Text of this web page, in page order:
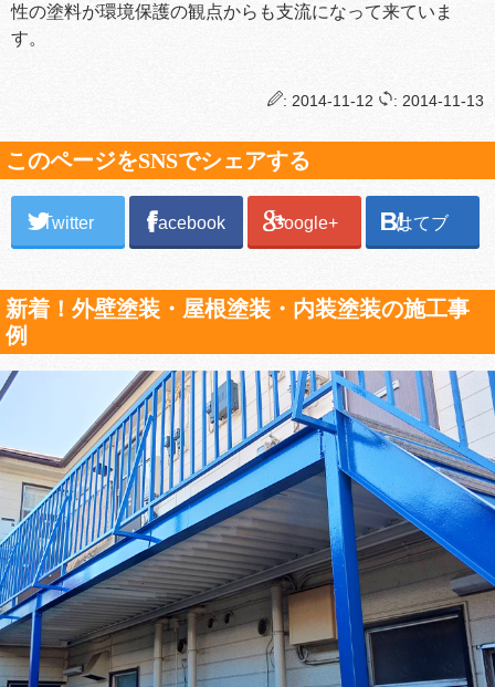
性の塗料が環境保護の観点からも支流になって来ていま
す。
: 2014-11-12 : 2014-11-13
このページをSNSでシェアする
Twitter Facebook Google+ はてブ
新着！外壁塗装・屋根塗装・内装塗装の施工事
例